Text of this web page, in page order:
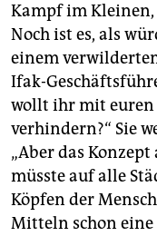
Kampf im
Noch ist es, als
einem
Ifak-
wollt ihr mit
verhindern?“ Sie
„Aber das
müsste auf alle
Köpfen der
Mitteln schon eine